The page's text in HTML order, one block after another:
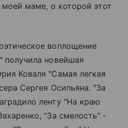
моей маме, о которой этот
воплощение
получила новейшая
Коваля "Самая легкая
Сергея Осипьяна. "За
ленту "На краю
"За смелость" -